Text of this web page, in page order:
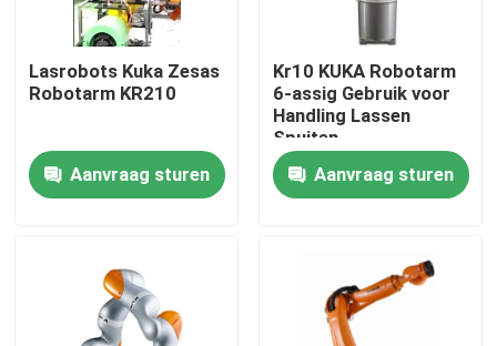
Producten
Lasrobots Kuka Zesas
Robotarm KR210
Aanvraag sturen
Kr10 KUKA Robotarm
6-assig Gebruik voor
Handling Lassen
Spuiten
Aanvraag sturen